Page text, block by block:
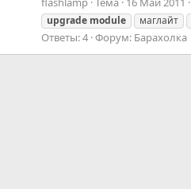
upgrade module маглайт
Ответы: 4 Форум: Барахолка